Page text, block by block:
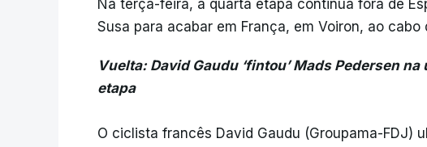
Na terça-feira, a quarta etapa continua fora de
Susa para acabar em França, em Voiron, ao cabo
Vuelta: David Gaudu ‘fintou’ Mads Pedersen
etapa
O ciclista francês David Gaudu (Groupama-FDJ)